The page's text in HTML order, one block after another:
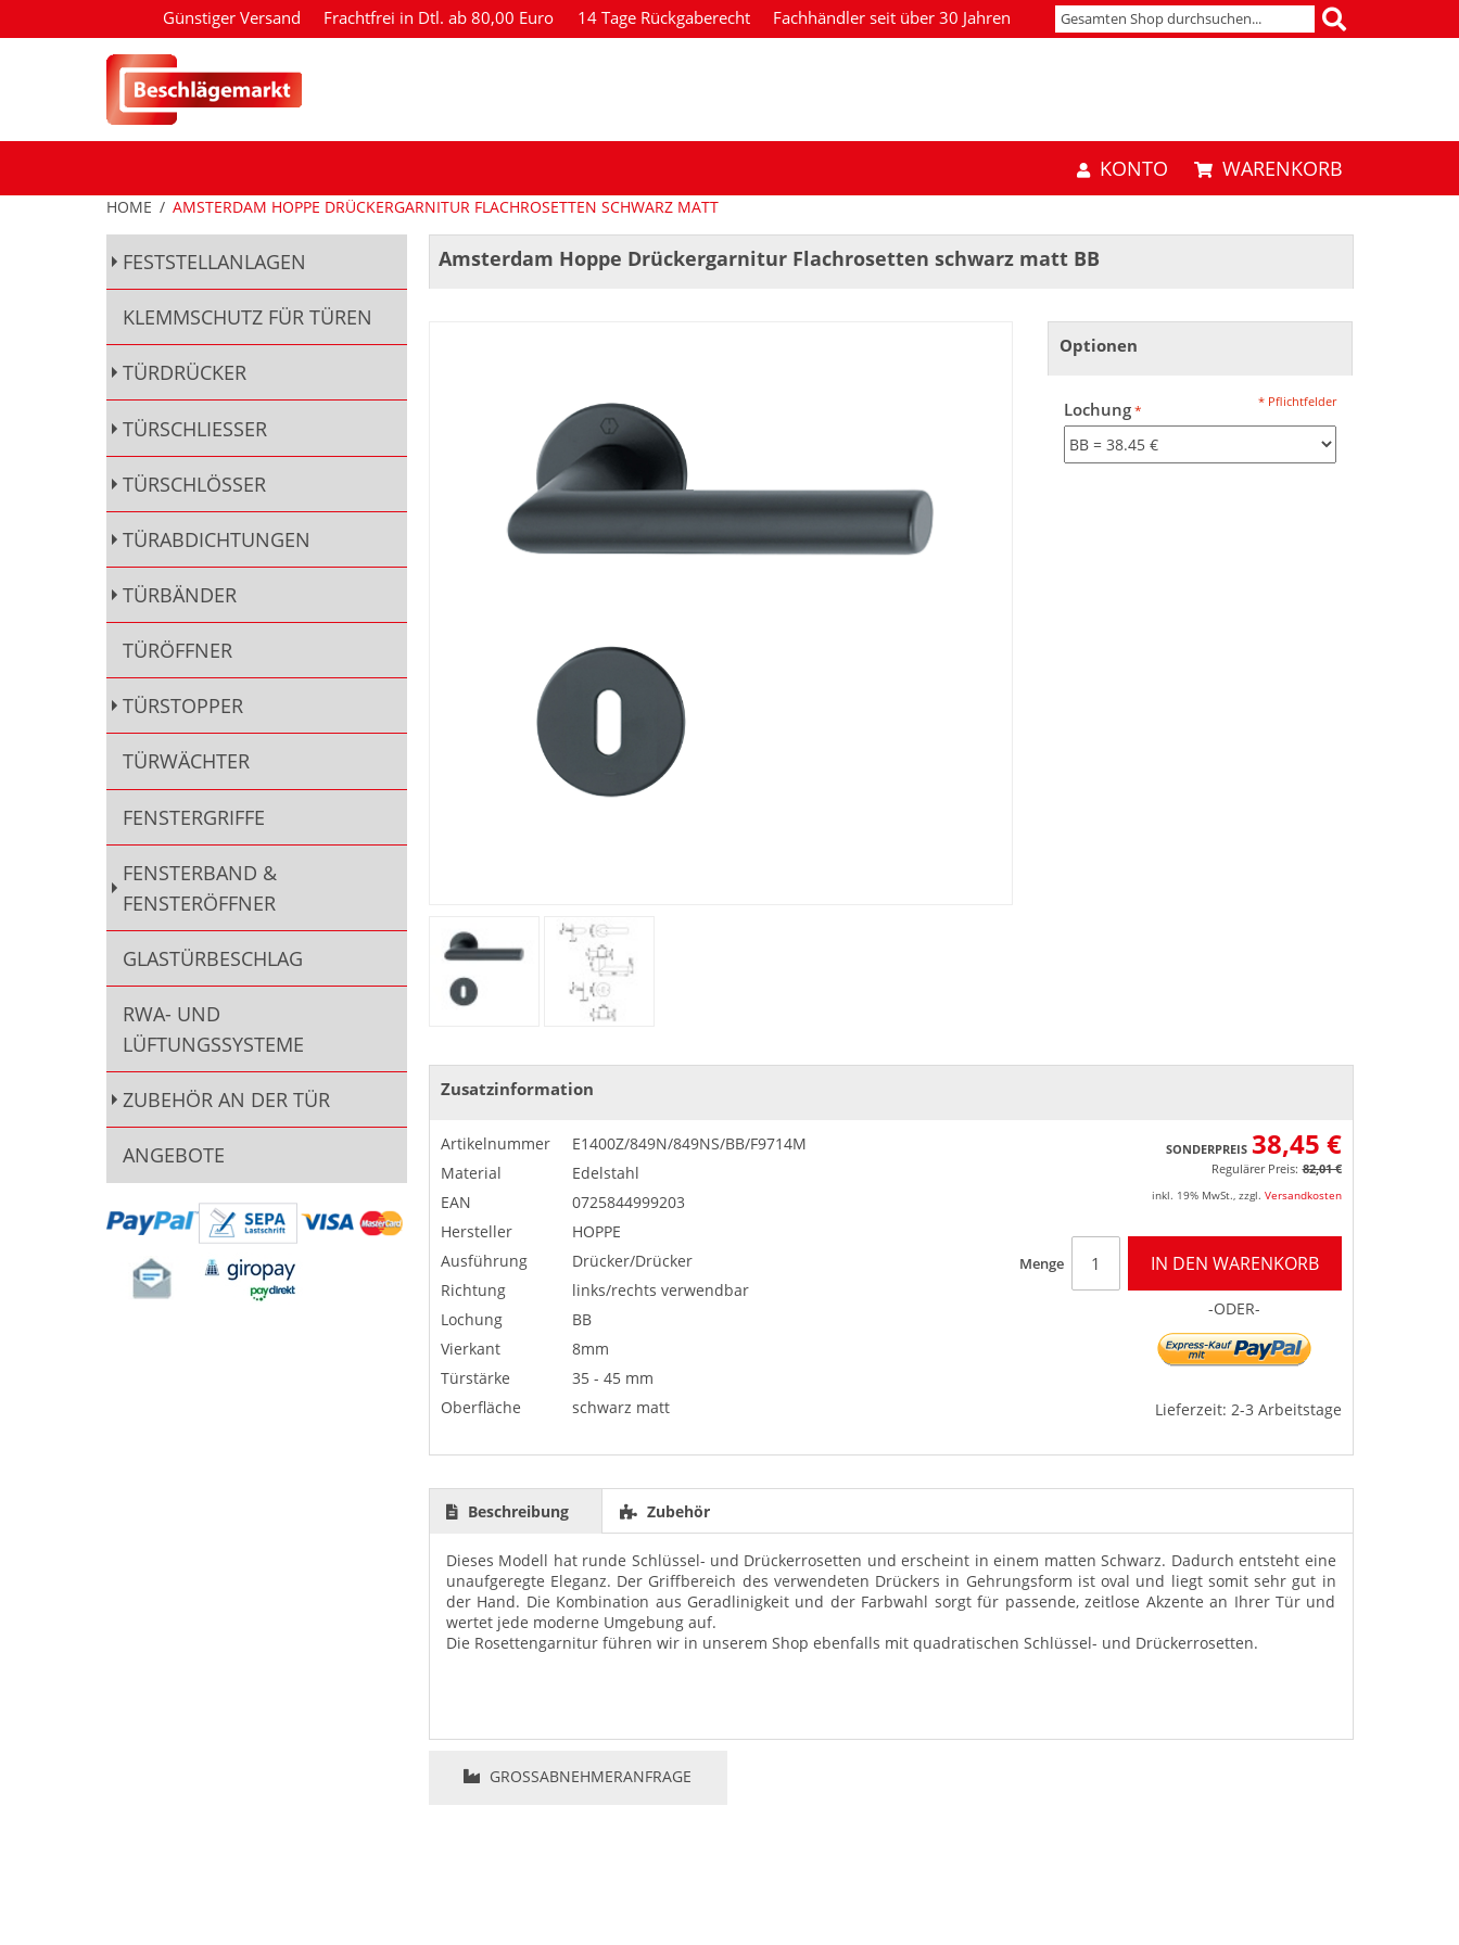
Günstiger Versand Frachtfrei in Dtl. ab 80,00 Euro 14 Tage Rückgaberecht Fachhändler seit über 30 Jahren
KONTO WARENKORB
HOME / AMSTERDAM HOPPE DRÜCKERGARNITUR FLACHROSETTEN SCHWARZ MATT
Amsterdam Hoppe Drückergarnitur Flachrosetten schwarz matt BB
Optionen
Lochung * Pflichtfelder
Zusatzinformation
Artikelnummer
E1400Z/849N/849NS/BB/F9714M
Material
Edelstahl
EAN
0725844999203
Hersteller
HOPPE
Ausführung
Drücker/Drücker
Richtung
links/rechts verwendbar
Lochung
BB
Vierkant
8mm
Türstärke
35 - 45 mm
Oberfläche
schwarz matt
SONDERPREIS 38,45 €
Regulärer Preis: 82,01 €
inkl. 19% MwSt. zzgl. Versandkosten
Menge IN DEN WARENKORB
-ODER-
Lieferzeit: 2-3 Arbeitstage
Beschreibung Zubehör
Dieses Modell hat runde Schlüssel- und Drückerrosetten und erscheint in einem matten Schwarz. Dadurch entsteht eine
unaufgeregte Eleganz. Der Griffbereich des verwendeten Drückers in Gehrungsform ist oval und liegt somit sehr gut in
der Hand. Die Kombination aus Geradlinigkeit und der Farbwahl sorgt für passende, zeitlose Akzente an Ihrer Tür und
wertet jede moderne Umgebung auf.
Die Rosettengarnitur führen wir in unserem Shop ebenfalls mit quadratischen Schlüssel- und Drückerrosetten.
GROSSABNEHMERANFRAGE
FESTSTELLANLAGEN
KLEMMSCHUTZ FÜR TÜREN
TÜRDRÜCKER
TÜRSCHLIESSER
TÜRSCHLÖSSER
TÜRABDICHTUNGEN
TÜRBÄNDER
TÜRÖFFNER
TÜRSTOPPER
TÜRWÄCHTER
FENSTERGRIFFE
FENSTERBAND &
FENSTERÖFFNER
GLASTÜRBESCHLAG
RWA- UND
LÜFTUNGSSYSTEME
ZUBEHÖR AN DER TÜR
ANGEBOTE